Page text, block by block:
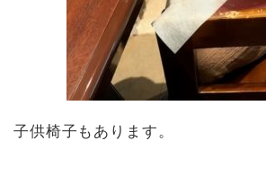
子供椅子もあります。